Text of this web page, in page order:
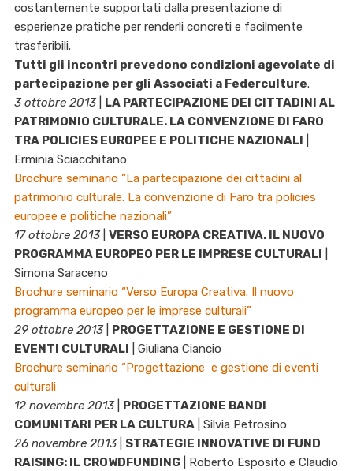
costantemente supportati dalla presentazione di
esperienze pratiche per renderli concreti e facilmente
trasferibili.
Tutti gli incontri prevedono condizioni agevolate di
partecipazione per gli Associati a Federculture.
3 ottobre 2013| LA PARTECIPAZIONE DEI CITTADINI AL
PATRIMONIO CULTURALE. LA CONVENZIONE DI FARO
TRA POLICIES EUROPEE E POLITICHE NAZIONALI
Erminia Sciacchitano
Brochure seminario “La partecipazione dei cittadini al
patrimonio culturale. La convenzione di Faro tra policies
europee e politiche nazionali”
17 ottobre 2013| VERSO EUROPA CREATIVA. IL NUOVO
PROGRAMMA EUROPEO PER LE IMPRESE CULTURALI
Simona Saraceno
Brochure seminario “Verso Europa Creativa. Il nuovo
programma europeo per le imprese culturali”
29 ottobre 2013| PROGETTAZIONE E GESTIONE DI
EVENTI CULTURALI | Giuliana Ciancio
Brochure seminario “Progettazione e gestione di eventi
culturali
12 novembre 2013| PROGETTAZIONE BANDI
COMUNITARI PER LA CULTURA| Silvia Petrosino
26 novembre 2013| STRATEGIE INNOVATIVE DI FUND
RAISING: IL CROWDFUNDING| Roberto Esposito e Claudio